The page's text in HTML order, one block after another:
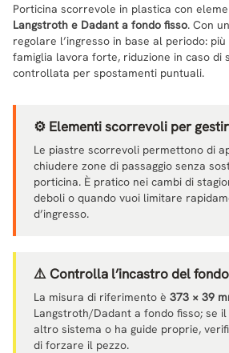
Porticina scorrevole in plastica con
Langstroth e Dadant a fondo fisso. Con
regolare l’ingresso in base al periodo:
famiglia lavora forte, riduzione in caso di
controllata per spostamenti puntuali.
⚙️ Elementi scorrevoli per
Le piastre scorrevoli permettono di
chiudere zone di passaggio senza
porticina. È pratico nei cambi di
deboli o quando vuoi limitare
d’ingresso.
⚠️ Controlla l’incastro del fondo
La misura di riferimento è 373 × 39
Langstroth/Dadant a fondo fisso; se
altro sistema o ha guide proprie,
di forzare il pezzo.